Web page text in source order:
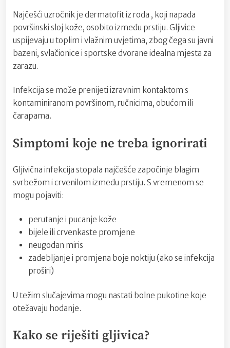
Najčešći uzročnik je dermatofit iz roda , koji napada
površinski sloj kože, osobito između prstiju. Gljivice
uspijevaju u toplim i vlažnim uvjetima, zbog čega su javni
bazeni, svlačionice i sportske dvorane idealna mjesta za
zarazu.
Infekcija se može prenijeti izravnim kontaktom s
kontaminiranom površinom, ručnicima, obućom ili
čarapama.
Simptomi koje ne treba ignorirati
Gljivična infekcija stopala najčešće započinje blagim
svrbežom i crvenilom između prstiju. S vremenom se
mogu pojaviti:
perutanje i pucanje kože
bijele ili crvenkaste promjene
neugodan miris
zadebljanje i promjena boje noktiju (ako se infekcija
proširi)
U težim slučajevima mogu nastati bolne pukotine koje
otežavaju hodanje.
Kako se riješiti gljivica?